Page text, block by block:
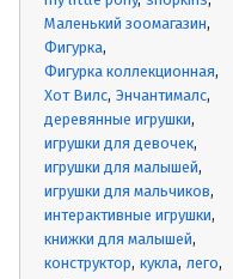
Маленький зоомагазин
Фигурка
Фигурка коллекционная
Хот Вилс Энчантималс
деревянные игрушки
игрушки для девочек
игрушки для малышей
игрушки для мальчиков
интерактивные игрушки
книжки для малышей
конструктор кукла лего